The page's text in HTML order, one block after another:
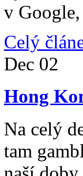
v
Celý
Dec 02
Hong
Na celý
tam